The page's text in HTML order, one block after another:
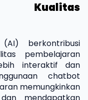
Kualitas
berkontribusi
pembelajaran
interaktif dan
chatbot
memungkinkan